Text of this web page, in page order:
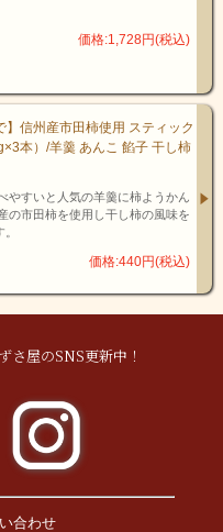
価格:1,728円(税込)
】信州産市田柿使用 スティック
本）/羊羹 あんこ 餡子 干し柿
やすいと人気の羊羹に柿ようかん
の市田柿を使用し干し柿の風味を
価格:440円(税込)
さ屋のSNS更新中！
合わせ